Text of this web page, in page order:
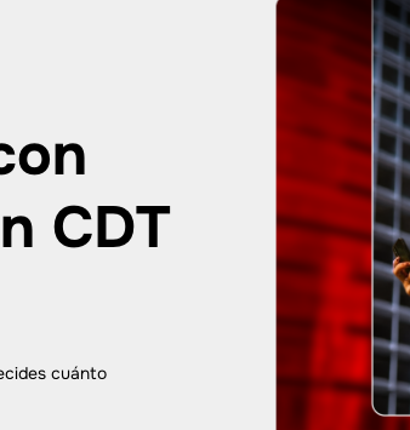
tu
y plazo de mínimo 31